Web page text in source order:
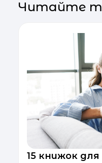
Читайте
15 книжок